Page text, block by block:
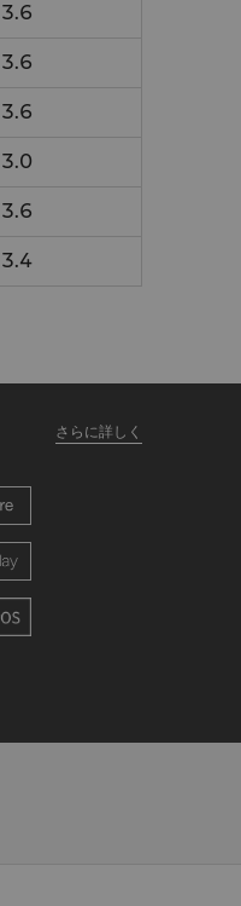
3.6
3.6
3.6
3.0
3.6
3.4
さらに詳しく